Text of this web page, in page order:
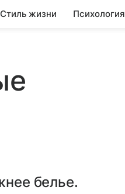
Стиль жизни Психология
белье.